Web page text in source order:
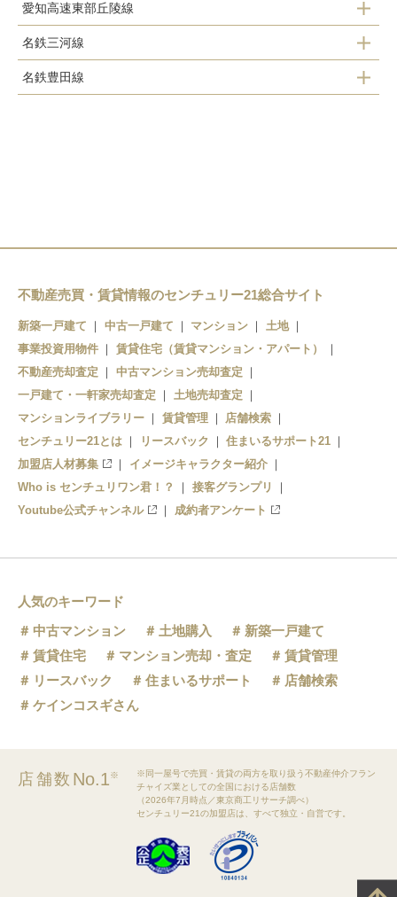
三河上郷駅
永覚駅
末野原駅
保見駅
篠原駅
愛知高速東部丘陵線
陶磁資料館南駅
八草駅
名鉄三河線
猿投駅
竹村駅
三河八橋駅
名鉄豊田線
不動産売買・賃貸情報のセンチュリー21総合サイト
新築一戸建て 中古一戸建て マンション
土地
事業投資用物件
賃貸住宅（賃貸マンション・アパート）
不動産売却査定
中古マンション売却査定
一戸建て・一軒家売却査定
土地売却査定
マンションライブラリー
賃貸管理
店舗検索
センチュリー21とは
リースバック
住まいるサポート21
加盟店人材募集
イメージキャラクター紹介
Who is センチュリワン君！？
接客グランプリ
Youtube公式チャンネル
成約者アンケート
人気のキーワード
中古マンション
土地購入
新築一戸建て
賃貸住宅
マンション売却・査定
賃貸管理
リースバック
住まいるサポート
店舗検索
ケインコスギさん
店舗数 No.1※
※同一屋号で売買・賃貸の両方を取り扱う不動産仲介フラン
チャイズ業としての全国における店舗数
（2026年7月時点／東京商工リサーチ調べ）
センチュリー21の加盟店は、すべて独立・自営です。